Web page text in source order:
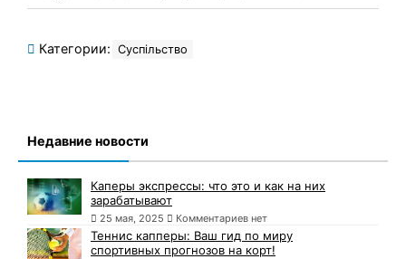
Категории: Суспільство
Недавние новости
Каперы экспрессы: что это и как на них
зарабатывают
25 мая, 2025 Комментариев нет
Теннис капперы: Ваш гид по миру
спортивных прогнозов на корт!